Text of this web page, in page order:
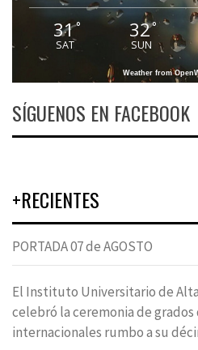
31°
SAT
32°
SUN
Weather from
SÍGUENOS EN FACEBOOK
+RECIENTES
PORTADA 07 de AGOSTO
El Instituto Universitario de
celebró la ceremonia de grados
internacionales rumbo a su